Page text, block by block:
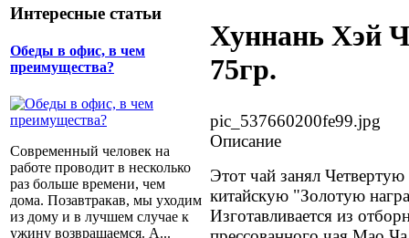
Интересные статьи
Обеды в офис, в чем
преимущества?
Современный человек на
работе проводит в несколько
раз больше времени, чем
дома. Позавтракав, мы уходим
из дому и в лучшем случае к
ужину возвращаемся. А...
Хуннань Хэй
75гр.
pic_537660200fe99.jpg
Описание
Этот чай занял
китайскую "Золотую
Изготавливается из